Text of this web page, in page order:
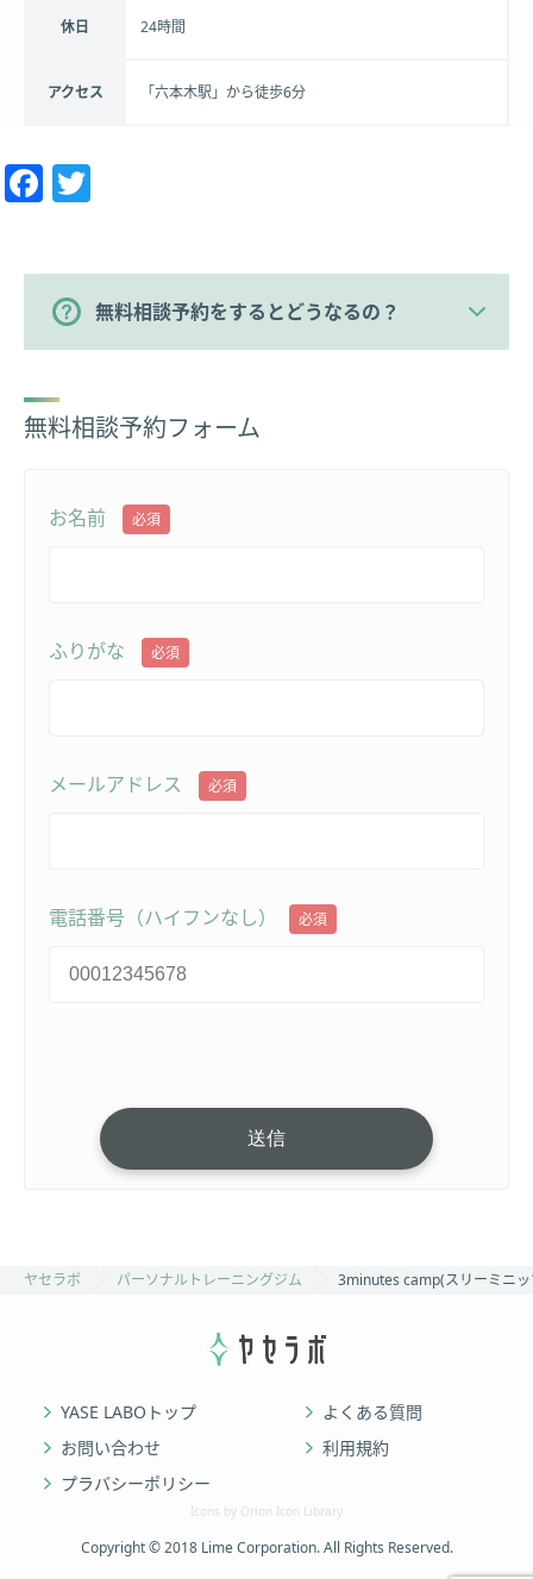
休日 24時間
アクセス 「六本木駅」から徒歩6分
Facebook
無料相談予約をするとどうなるの？
無料相談予約フォーム
お名前 必須
ふりがな 必須
メールアドレス 必須
電話番号（ハイフンなし） 必須
ヤセラボ パーソナルトレーニングジム 3minutes camp(スリーミニ
YASE LABOトップ
よくある質問
お問い合わせ
利用規約
プラバシーポリシー
Icons by Orion Icon Library
Copyright © 2018 Lime Corporation. All Rights Reserved.